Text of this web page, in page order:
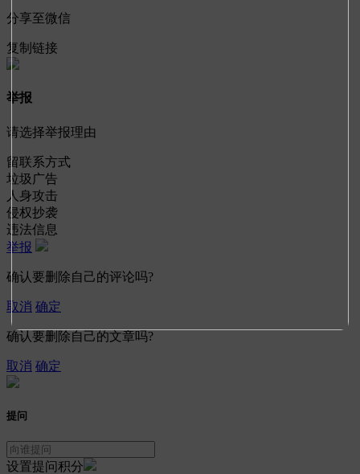
分享至微信
复制链接
举报
请选择举报理由
留联系方式
垃圾广告
人身攻击
侵权抄袭
违法信息
举报
确认要删除自己的评论吗?
取消 确定
确认要删除自己的文章吗?
取消 确定
提问
设置提问积分